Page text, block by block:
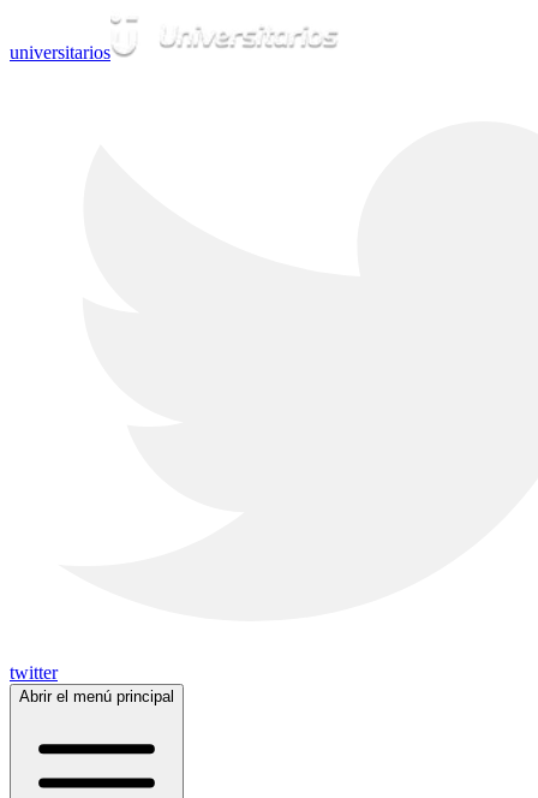
universitarios
twitter
Abrir el menú principal